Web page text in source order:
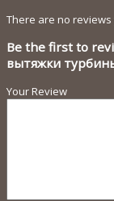
There are no reviews
Be the first to
вытяжки
Your Review